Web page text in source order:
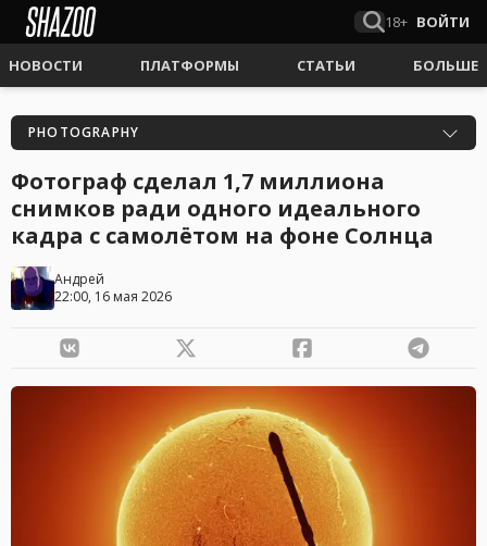
18+ ВОЙТИ
НОВОСТИ ПЛАТФОРМЫ СТАТЬИ БОЛЬШЕ
PHOTOGRAPHY
Фотограф сделал 1,7 миллиона
снимков ради одного идеального
кадра с самолётом на фоне Солнца
Андрей
22:00, 16 мая 2026